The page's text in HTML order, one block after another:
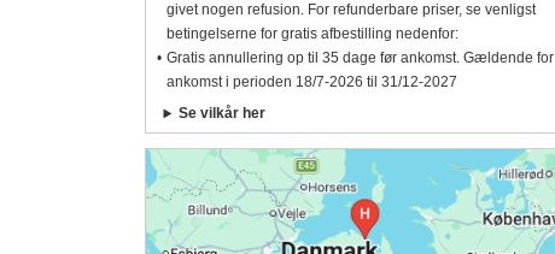
givet nogen refusion. For refunderbare priser, se venligst
betingelserne for gratis afbestilling nedenfor:
Gratis annullering op til 35 dage før ankomst. Gældende for
ankomst i perioden 18/7-2026 til 31/12-2027
Se vilkår her